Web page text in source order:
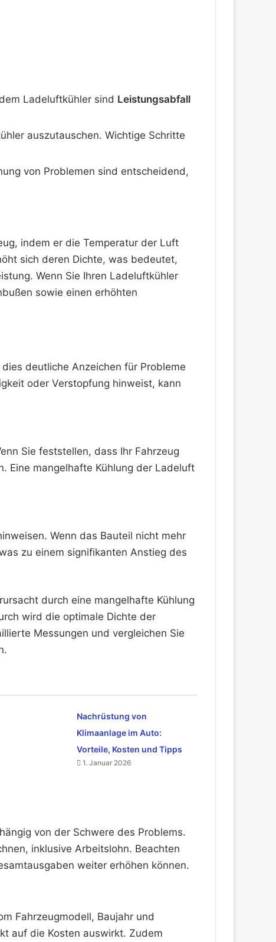
Ladeluftkühler sind Leistungsabfall
auszutauschen. Wichtige Schritte
von Problemen sind entscheidend,
indem er die Temperatur der Luft
sich deren Dichte, was bedeutet,
Wenn Sie Ihren Ladeluftkühler
sowie einen erhöhten
deutliche Anzeichen für Probleme
oder Verstopfung hinweist, kann
Sie feststellen, dass Ihr Fahrzeug
Eine mangelhafte Kühlung der Ladeluft
Wenn das Bauteil nicht mehr
zu einem signifikanten Anstieg des
durch eine mangelhafte Kühlung
wird die optimale Dichte der
Messungen und vergleichen Sie
Nachrüstung von
Klimaanlage im Auto:
Vorteile, Kosten und Tipps
1. Januar 2026
von der Schwere des Problems.
inklusive Arbeitslohn. Beachten
weiter erhöhen können.
Fahrzeugmodell, Baujahr und
auf die Kosten auswirkt. Zudem